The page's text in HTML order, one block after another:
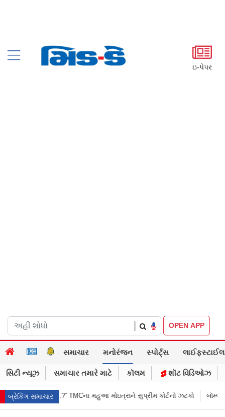
ઇ-પેપર
OPEN APP
સમાચાર મનોરંજન સ્પોર્ટ્સ લાઈફસ્ટાઈલ
સિટી ન્યૂઝ સમાચાર તમારે માટે કૉલમ શૉટ વિડિઓઝ
બ્રેકિંગ સમાચાર
મહુઆ મોઇત્રાને સુપ્રીમ કોર્ટનો ઝટકો બૉમ્બની ધમકી બાદ મુંબઈમાં હાઈ